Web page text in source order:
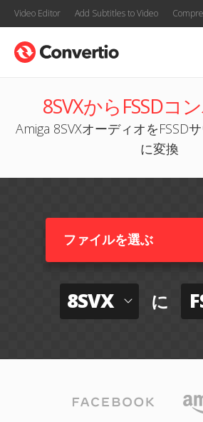
Video Editor Add Subtitles to Video
8SVXからFSSDコ
Amiga 8SVXオーディオをFSSD
に変換
ファイルを選ぶ
8SVX に